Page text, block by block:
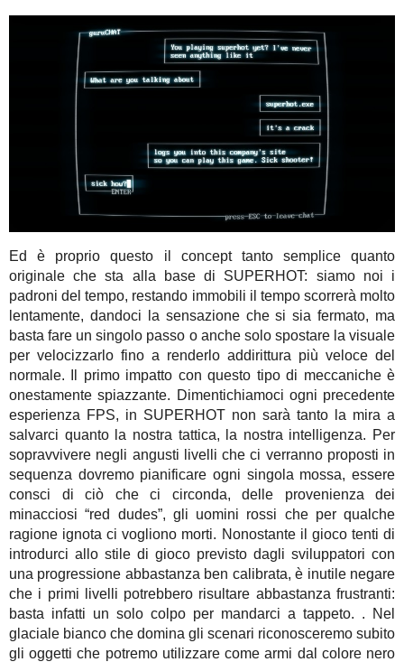
Ed è proprio questo il concept tanto semplice quanto
originale che sta alla base di SUPERHOT: siamo noi i
padroni del tempo, restando immobili il tempo scorrerà molto
lentamente, dandoci la sensazione che si sia fermato, ma
basta fare un singolo passo o anche solo spostare la visuale
per velocizzarlo fino a renderlo addirittura più veloce del
normale. Il primo impatto con questo tipo di meccaniche è
onestamente spiazzante. Dimentichiamoci ogni precedente
esperienza FPS, in SUPERHOT non sarà tanto la mira a
salvarci quanto la nostra tattica, la nostra intelligenza. Per
sopravvivere negli angusti livelli che ci verranno proposti in
sequenza dovremo pianificare ogni singola mossa, essere
consci di ciò che ci circonda, delle provenienza dei
minacciosi “red dudes”, gli uomini rossi che per qualche
ragione ignota ci vogliono morti. Nonostante il gioco tenti di
introdurci allo stile di gioco previsto dagli sviluppatori con
una progressione abbastanza ben calibrata, è inutile negare
che i primi livelli potrebbero risultare abbastanza frustranti:
basta infatti un solo colpo per mandarci a tappeto. . Nel
glaciale bianco che domina gli scenari riconosceremo subito
gli oggetti che potremo utilizzare come armi dal colore nero